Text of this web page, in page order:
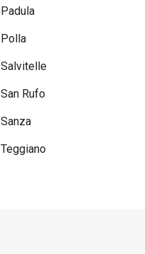
Padula
Polla
Salvitelle
San Rufo
Sanza
Teggiano